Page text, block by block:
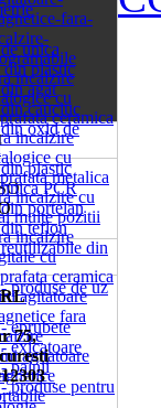
fara-
incalzire
cu
ceramica
incalzire
cu
metalica
incalzire cu
multe pozitii
incalzire
cu
ceramica
agitatoare
fara
agitatoare
unica
plastic
agat
cauciuc
oxid de
plastic
PCR
portelan
teflon
din
produse de uz
eprubete
exicatoare
palnii
produse pentru
75,